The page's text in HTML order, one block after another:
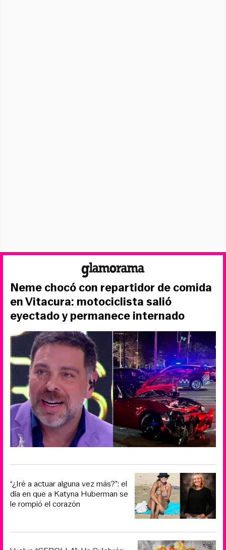
Neme chocó con repartidor de comida
en Vitacura: motociclista salió
eyectado y permanece internado
“¿Iré a actuar alguna vez más?”: el
día en que a Katyna Huberman se
le rompió el corazón